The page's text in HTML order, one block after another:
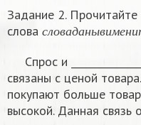
Задание 2.
слова
сл о в а д а н ыв име н и
сл оваданывим
Спрос и
связаны с ценой
покупают больше
высокой. Данная связь